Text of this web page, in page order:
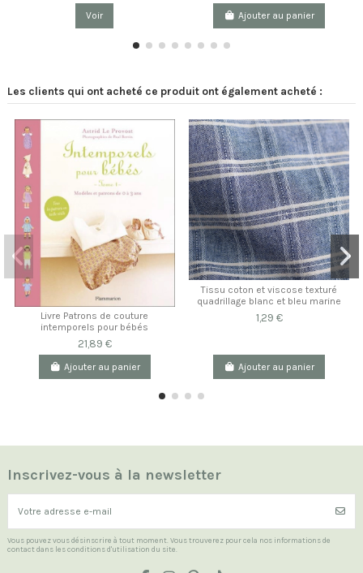
Voir Ajouter au panier
Les clients qui ont acheté ce produit ont également acheté :
Livre Patrons de couture
intemporels pour bébés
21,89 €
Ajouter au panier
Tissu coton et viscose texturé
quadrillage blanc et bleu marine
1,29 €
Ajouter au panier
Inscrivez-vous à la newsletter
Vous pouvez vous désinscrire à tout moment. Vous trouverez pour cela nos informations de
contact dans les conditions d'utilisation du site.